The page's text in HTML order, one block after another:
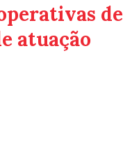
de
atuação